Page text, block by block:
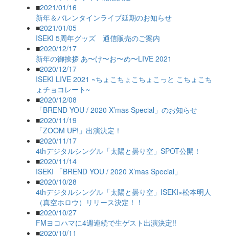
■2021/01/16
新年＆バレンタインライブ延期のお知らせ
■2021/01/05
ISEKI 5周年グッズ 通信販売のご案内
■2020/12/17
新年の御挨拶 あ〜け〜お〜め〜LIVE 2021
■2020/12/17
ISEKI LIVE 2021 ~ちょこちょこちょこっと こちょこち
ょチョコレート~
■2020/12/08
「BREND YOU / 2020 X’mas Special」のお知らせ
■2020/11/19
「ZOOM UP!」出演決定！
■2020/11/17
4thデジタルシングル「太陽と曇り空」SPOT公開！
■2020/11/14
ISEKI 「BREND YOU / 2020 X’mas Special」
■2020/10/28
4thデジタルシングル「太陽と曇り空」ISEKI×松本明人
（真空ホロウ）リリース決定！！
■2020/10/27
FMヨコハマに4週連続で生ゲスト出演決定!!
■2020/10/11